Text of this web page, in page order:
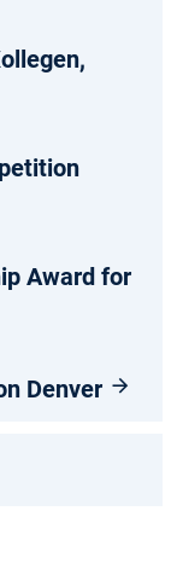
Award for
Denver